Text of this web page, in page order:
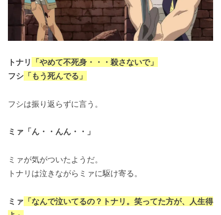
トナリ 「やめて不死身・・・殺さないで」
フシ 「もう死んでる」
フシは振り返らずに言う。
ミァ「ん・・んん・・」
ミァが気がついたようだ。
トナリは泣きながらミァに駆け寄る。
ミァ 「なんで泣いてるの？トナリ。笑ってた方が、人生得